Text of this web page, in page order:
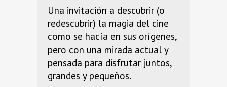
Una invitación a descubrir (o
redescubrir) la magia del cine
como se hacía en sus orígenes,
pero con una mirada actual y
pensada para disfrutar juntos,
grandes y pequeños.